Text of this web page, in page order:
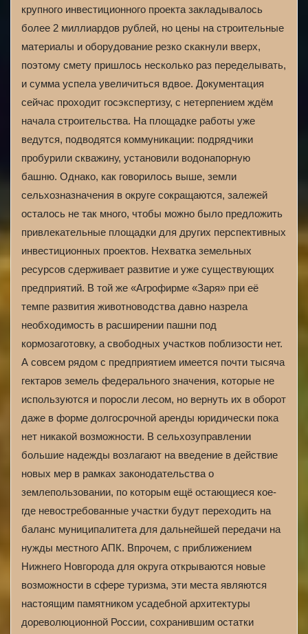
крупного инвестиционного проекта закладывалось
более 2 миллиардов рублей, но цены на строительные
материалы и оборудование резко скакнули вверх,
поэтому смету пришлось несколько раз переделывать,
и сумма успела увеличиться вдвое. Документация
сейчас проходит госэкспертизу, с нетерпением ждём
начала строительства. На площадке работы уже
ведутся, подводятся коммуникации: подрядчики
пробурили скважину, установили водонапорную
башню. Однако, как говорилось выше, земли
сельхозназначения в округе сокращаются, залежей
осталось не так много, чтобы можно было предложить
привлекательные площадки для других перспективных
инвестиционных проектов. Нехватка земельных
ресурсов сдерживает развитие и уже существующих
предприятий. В той же «Агрофирме «Заря» при её
темпе развития животноводства давно назрела
необходимость в расширении пашни под
кормозаготовку, а свободных участков поблизости нет.
А совсем рядом с предприятием имеется почти тысяча
гектаров земель федерального значения, которые не
используются и поросли лесом, но вернуть их в оборот
даже в форме долгосрочной аренды юридически пока
нет никакой возможности. В сельхозуправлении
большие надежды возлагают на введение в действие
новых мер в рамках законодательства о
землепользовании, по которым ещё остающиеся кое-
где невостребованные участки будут переходить на
баланс муниципалитета для дальнейшей передачи на
нужды местного АПК. Впрочем, с приближением
Нижнего Новгорода для округа открываются новые
возможности в сфере туризма, эти места являются
настоящим памятником усадебной архитектуры
дореволюционной России, сохранившим остатки